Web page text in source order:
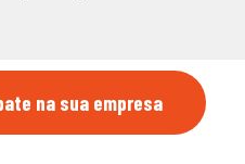
na sua empresa